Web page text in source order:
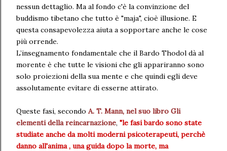
nessun dettaglio. Ma al fondo c'è la convinzione del
buddismo tibetano che tutto è "maja", cioè illusione. E
questa consapevolezza aiuta a sopportare anche le cose
più orrende.
L’insegnamento fondamentale che il Bardo Thodol dà al
morente è che tutte le visioni che gli appariranno sono
solo proiezioni della sua mente e che quindi egli deve
assolutamente evitare di esserne attirato.
Queste fasi, secondo A. T. Mann, nel suo libro Gli
elementi della reincarnazione, "le fasi bardo sono state
studiate anche da molti moderni psicoterapeuti, perchè
danno all'anima , una guida dopo la morte, ma